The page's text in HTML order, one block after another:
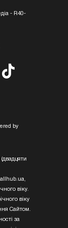
- R40-
by
віку.
віку
Сайтом.
за